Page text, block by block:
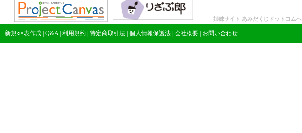
姉妹サイト あみだくじドットコムへ
新規○×表作成 Q&A| 利用規約 特定商取引法 個人情報保護法 会社概要 お問い合わせ